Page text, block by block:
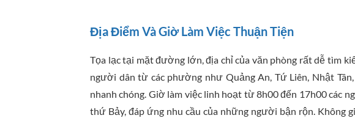
Địa Điểm Và Giờ Làm Việc Thuận Tiện
Tọa lạc tại mặt đường lớn, địa chỉ của văn phòng rất dễ tìm
người dân từ các phường như Quảng An, Tứ Liên, Nhật
nhanh chóng. Giờ làm việc linh hoạt từ 8h00 đến 17h00 các
thứ Bảy, đáp ứng nhu cầu của những người bận rộn. Không